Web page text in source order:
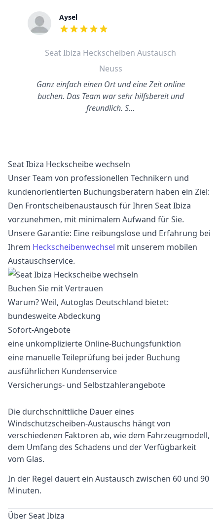
Aysel
out of 5 stars
Seat Ibiza Heckscheiben Austausch
Neuss
Ganz einfach einen Ort und eine Zeit online
buchen. Das Team war sehr hilfsbereit und
freundlich. S…
Seat Ibiza Heckscheibe wechseln
Unser Team von professionellen Technikern und
kundenorientierten Buchungsberatern haben ein Ziel:
Den Frontscheibenaustausch für Ihren Seat Ibiza
vorzunehmen, mit minimalem Aufwand für Sie.
Unsere Garantie: Eine reibungslose und Erfahrung bei
Ihrem Heckscheibenwechsel mit unserem mobilen
Austauschservice.
Buchen Sie mit Vertrauen
Warum? Weil, Autoglas Deutschland bietet:
bundesweite Abdeckung
Sofort-Angebote
eine unkomplizierte Online-Buchungsfunktion
eine manuelle Teileprüfung bei jeder Buchung
ausführlichen Kundenservice
Versicherungs- und Selbstzahlerangebote
Die durchschnittliche Dauer eines
Windschutzscheiben-Austauschs hängt von
verschiedenen Faktoren ab, wie dem Fahrzeugmodell,
dem Umfang des Schadens und der Verfügbarkeit
vom Glas.
In der Regel dauert ein Austausch zwischen 60 und 90
Minuten.
Über Seat Ibiza